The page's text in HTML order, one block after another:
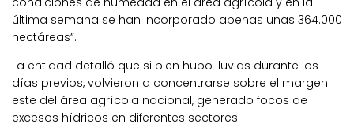
última semana se han incorporado apenas unas 364.000
hectáreas”.
La entidad detalló que si bien hubo lluvias durante los
días previos, volvieron a concentrarse sobre el margen
este del área agrícola nacional, generado focos de
excesos hídricos en diferentes sectores.